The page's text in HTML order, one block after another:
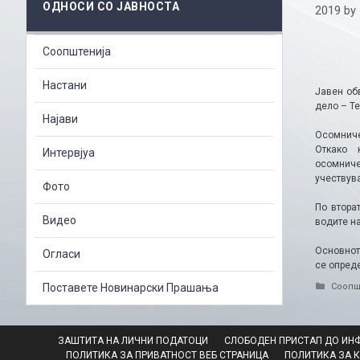
2019 by
Јавен
дело –
Откако
По
водите
се
ОДНОСИ СО ЈАВНОСТА
Соопштенија
Настани
Најави
Интервјуа
Фото
Видео
Огласи
Поставете Новинарски Прашања
ЗАШТИТА НА ЛИЧНИ ПОДАТОЦИ СЛОБОДЕН ПРИСТАП ДО
ПОЛИТИКА ЗА ПРИВАТНОСТ ВЕБ СТРАНИЦА
ПОЛИТИКА ЗА